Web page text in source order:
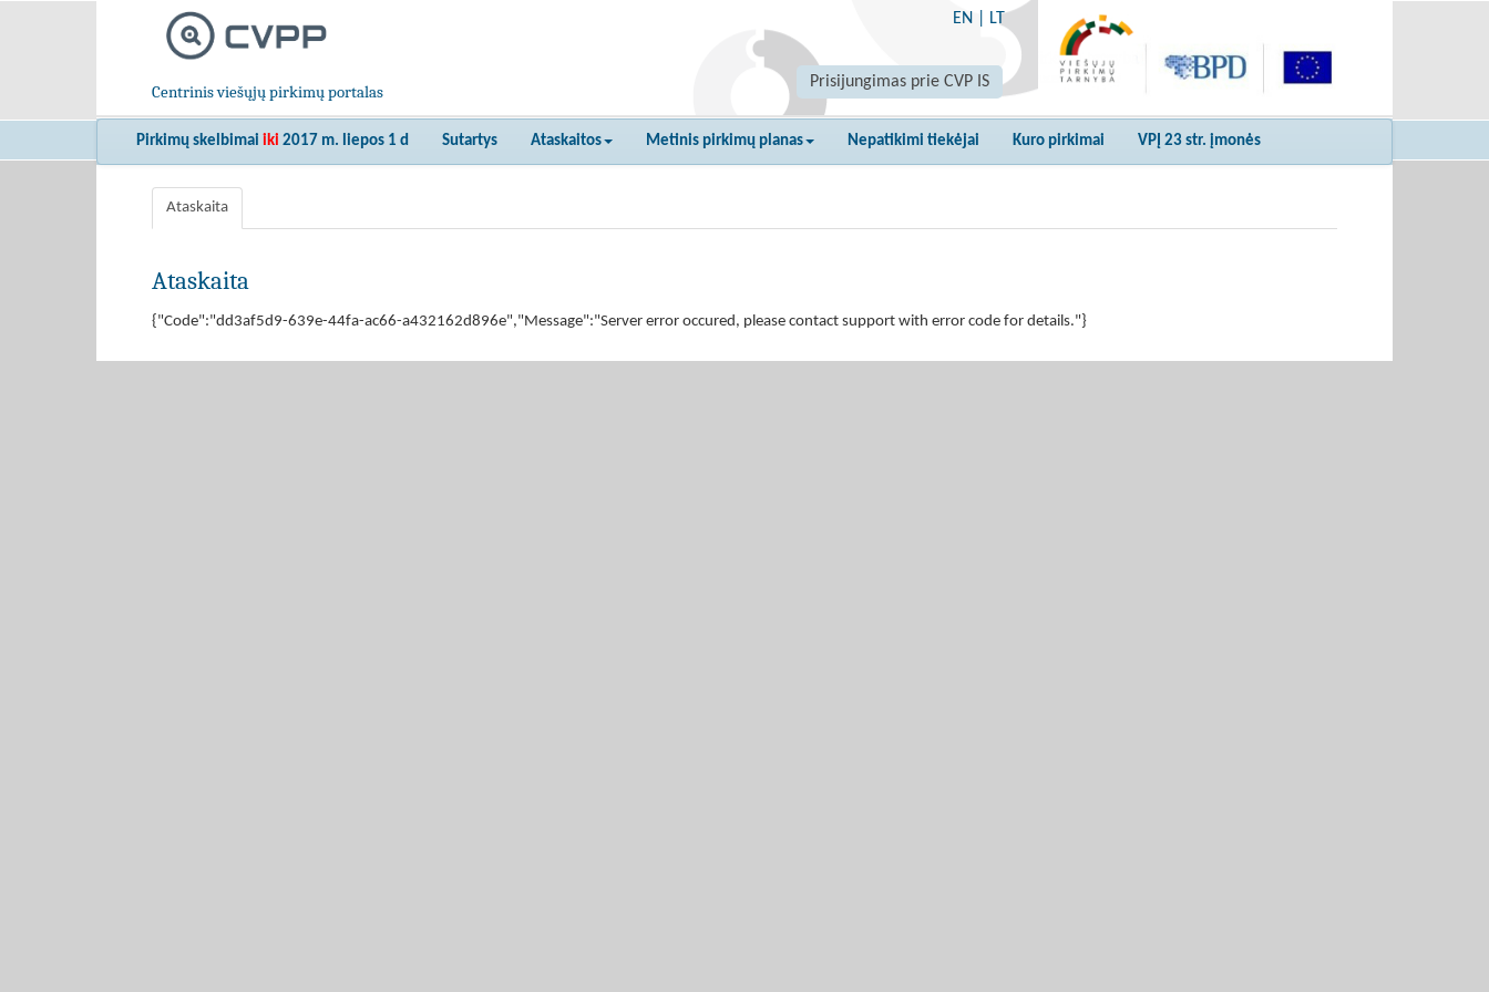
Centrinis viešųjų pirkimų portalas
EN LT
Prisijungimas prie CVP IS
Pirkimų skelbimai iki 2017 m. liepos 1 d Sutartys Ataskaitos Metinis pirkimų planas Nepatikimi tiekėjai Kuro pirkimai VPĮ 23 str. įmonės
Ataskaita
Ataskaita
{"Code":"dd3af5d9-639e-44fa-ac66-a432162d896e","Message":"Server error occured, please contact support with error code for details."}